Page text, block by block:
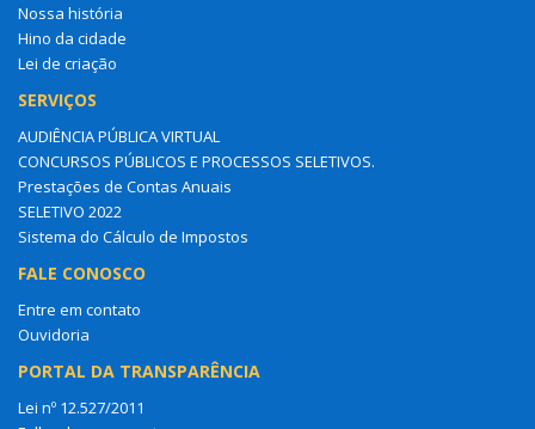
Nossa história
Hino da cidade
Lei de criação
SERVIÇOS
AUDIÊNCIA PÚBLICA VIRTUAL
CONCURSOS PÚBLICOS E PROCESSOS SELETIVOS.
Prestações de Contas Anuais
SELETIVO 2022
Sistema do Cálculo de Impostos
FALE CONOSCO
Entre em contato
Ouvidoria
PORTAL DA TRANSPARÊNCIA
Lei nº 12.527/2011